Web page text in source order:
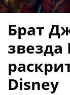
Брат
звезда
Disney